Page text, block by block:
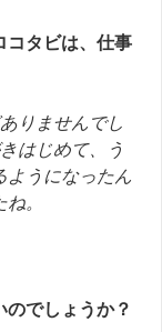
タビは、仕事
りませんでし
はじめて、う
うになったん
。
でしょうか？